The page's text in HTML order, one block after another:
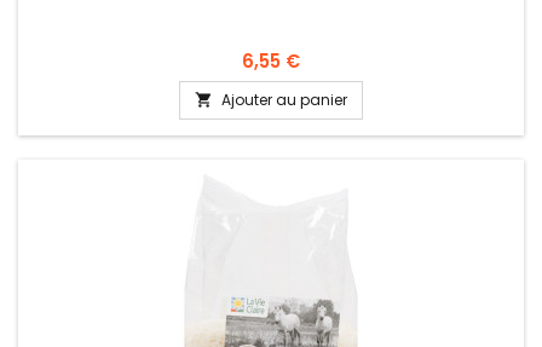
6,55 €
 Ajouter au panier